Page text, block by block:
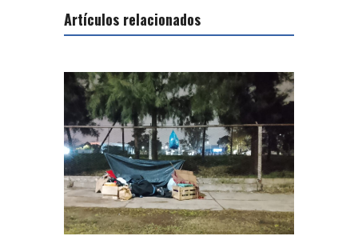
Artículos relacionados